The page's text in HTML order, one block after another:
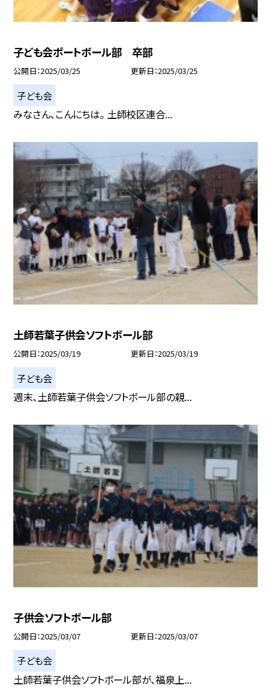
子ども会ポートボール部 卒部
公開日 2025/03/25 更新日 2025/03/25
子ども会
みなさん、こんにちは。 土師校区連合...
土師若葉子供会ソフトボール部
公開日 2025/03/19 更新日 2025/03/19
子ども会
週末、土師若葉子供会ソフトボール部の親...
子供会ソフトボール部
公開日 2025/03/07 更新日 2025/03/07
子ども会
土師若葉子供会ソフトボール部が、福泉上...